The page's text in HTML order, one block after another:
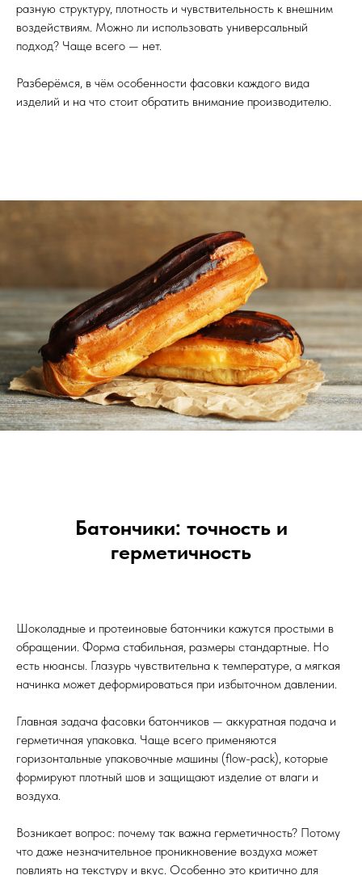
разную структуру, плотность и чувствительность к внешним
воздействиям. Можно ли использовать универсальный
подход? Чаще всего — нет.
Разберёмся, в чём особенности фасовки каждого вида
изделий и на что стоит обратить внимание производителю.
Батончики: точность и
герметичность
Шоколадные и протеиновые батончики кажутся простыми в
обращении. Форма стабильная, размеры стандартные. Но
есть нюансы. Глазурь чувствительна к температуре, а мягкая
начинка может деформироваться при избыточном давлении.
Главная задача фасовки батончиков — аккуратная подача и
герметичная упаковка. Чаще всего применяются
горизонтальные упаковочные машины (flow-pack), которые
формируют плотный шов и защищают изделие от влаги и
воздуха.
Возникает вопрос: почему так важна герметичность? Потому
что даже незначительное проникновение воздуха может
повлиять на текстуру и вкус. Особенно это критично для